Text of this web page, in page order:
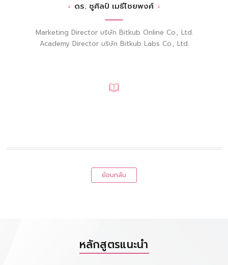
ดร. ชูศิลป์ เมธีไชยพงศ์
Marketing Director บริษัท Bitkub Online Co., Ltd.
Academy Director บริษัท Bitkub Labs Co., Ltd.
ย้อนกลับ
หลักสูตรแนะนำ